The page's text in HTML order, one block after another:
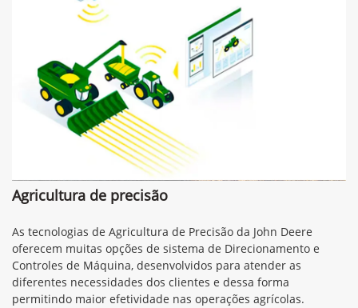
Agricultura de precisão
As tecnologias de Agricultura de Precisão da John Deere
oferecem muitas opções de sistema de Direcionamento e
Controles de Máquina, desenvolvidos para atender as
diferentes necessidades dos clientes e dessa forma
permitindo maior efetividade nas operações agrícolas.